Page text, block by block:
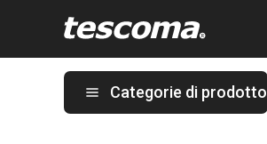
Categorie di prodotto